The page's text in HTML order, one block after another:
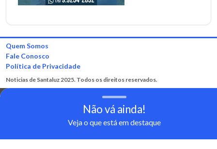
Quem Somos
Fale Conosco
Política de Privacidade
Noticias de Santaluz 2025. Todos os direitos reservados.
Não vá ainda!
Veja o que está em destaque